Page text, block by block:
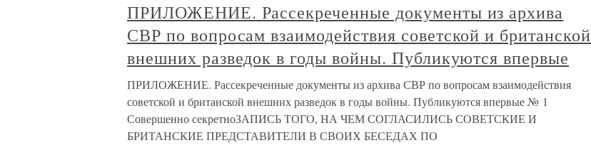
ПРИЛОЖЕНИЕ. Рассекреченные документы из архива
СВР по вопросам взаимодействия советской и британской
внешних разведок в годы войны. Публикуются впервые
ПРИЛОЖЕНИЕ. Рассекреченные документы из архива СВР по вопросам взаимодействия
советской и британской внешних разведок в годы войны. Публикуются впервые № 1
Совершенно секретноЗАПИСЬ ТОГО, НА ЧЕМ СОГЛАСИЛИСЬ СОВЕТСКИЕ И
БРИТАНСКИЕ ПРЕДСТАВИТЕЛИ В СВОИХ БЕСЕДАХ ПО